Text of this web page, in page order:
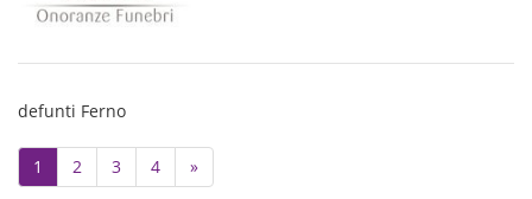
defunti Ferno
1 2 3 4 »Next